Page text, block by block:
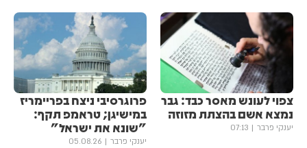
צפוי לעונש מאסר כבד: גבר
נמצא אשם בהצתת מזוזה
יענקי פרבר 07:13
פרוגרסיבי ניצח בפריימריז
במישיגן; טראמפ תקף:
"שונא את ישראל"
יענקי פרבר 05.08.26